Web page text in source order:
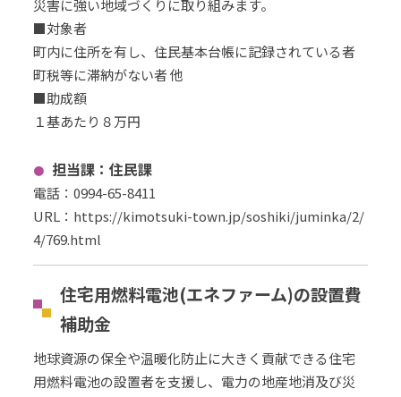
災害に強い地域づくりに取り組みます。
■対象者
町内に住所を有し、住民基本台帳に記録されている者
町税等に滞納がない者 他
■助成額
１基あたり８万円
担当課： 住民課
電話： 0994-65-8411
URL： https://kimotsuki-town.jp/soshiki/juminka/2/
4/769.html
住宅用燃料電池(エネファーム)の設置費
補助金
地球資源の保全や温暖化防止に大きく貢献できる住宅
用燃料電池の設置者を支援し、電力の地産地消及び災